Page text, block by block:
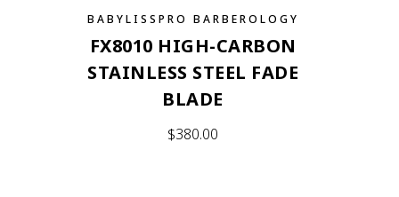
BABYLISSPRO BARBEROLOGY
FX8010 HIGH-CARBON
STAINLESS STEEL FADE
BLADE
$380.00